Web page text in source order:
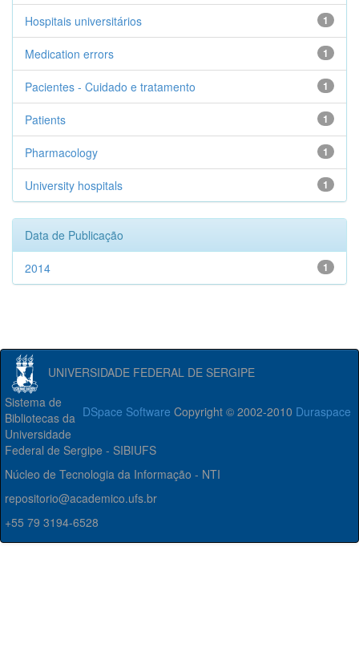
1
Hospitais universitários
1
Medication errors
1
Pacientes - Cuidado e tratamento
1
Patients
1
Pharmacology
1
University hospitals
Data de Publicação
1
2014
UNIVERSIDADE FEDERAL DE SERGIPE
DSpace Software Copyright © 2002-2010 Duraspace
Sistema de
Bibliotecas da
Universidade
Federal de Sergipe - SIBIUFS
Núcleo de Tecnologia da Informação - NTI
repositorio@academico.ufs.br
+55 79 3194-6528